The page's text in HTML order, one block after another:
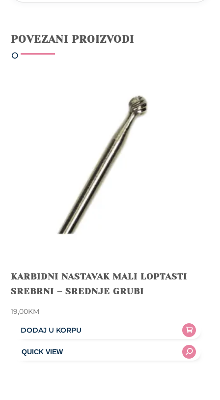
POVEZANI PROIZVODI
KARBIDNI NASTAVAK MALI LOPTASTI
SREBRNI – SREDNJE GRUBI
19,00KM
DODAJ U KORPU